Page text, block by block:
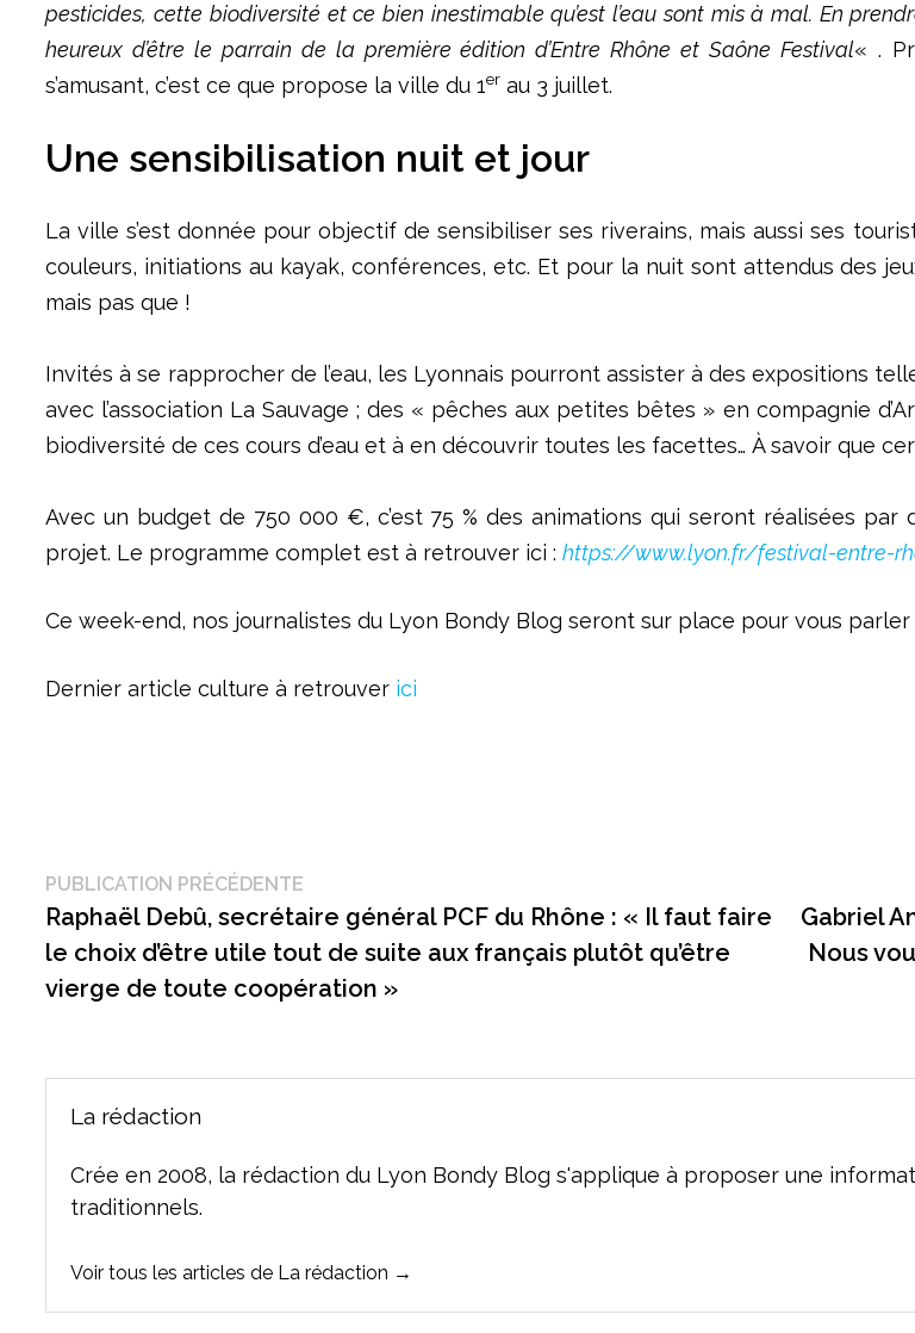
pesticides, cette biodiversité et ce bien inestimable qu’est l’eau sont mis à mal. En
heureux d’être le parrain de la première édition d’Entre Rhône et Saône Festival« .
s’amusant, c’est ce que propose la ville du 1er au 3 juillet.
Une sensibilisation nuit et jour
La ville s’est donnée pour objectif de sensibiliser ses riverains, mais aussi ses
couleurs, initiations au kayak, conférences, etc. Et pour la nuit sont attendus des
mais pas que !
Invités à se rapprocher de l’eau, les Lyonnais pourront assister à des expositions
avec l’association La Sauvage ; des « pêches aux petites bêtes » en compagnie
biodiversité de ces cours d’eau et à en découvrir toutes les facettes… À savoir que
Avec un budget de 750 000 €, c’est 75 % des animations qui seront réalisées
projet. Le programme complet est à retrouver ici :https://www.lyon.fr/festival-entre-
Ce week-end, nos journalistes du Lyon Bondy Blog seront sur place pour vous
Dernier article culture à retrouver ici
Navigation
de
l’article
PUBLICATION PRÉCÉDENTE
précédente :
Raphaël Debû, secrétaire général PCF du Rhône : « Il faut faire
le choix d’être utile tout de suite aux français plutôt qu’être
vierge de toute coopération »
Gabriel
Nous
La rédaction
Crée en 2008, la rédaction du Lyon Bondy Blog s'applique à proposer une
traditionnels.
Voir tous les articles de La rédaction →